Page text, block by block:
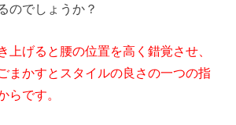
のでしょうか？
上げると腰の位置を高く錯覚させ、
まかすとスタイルの良さの一つの指
らです。